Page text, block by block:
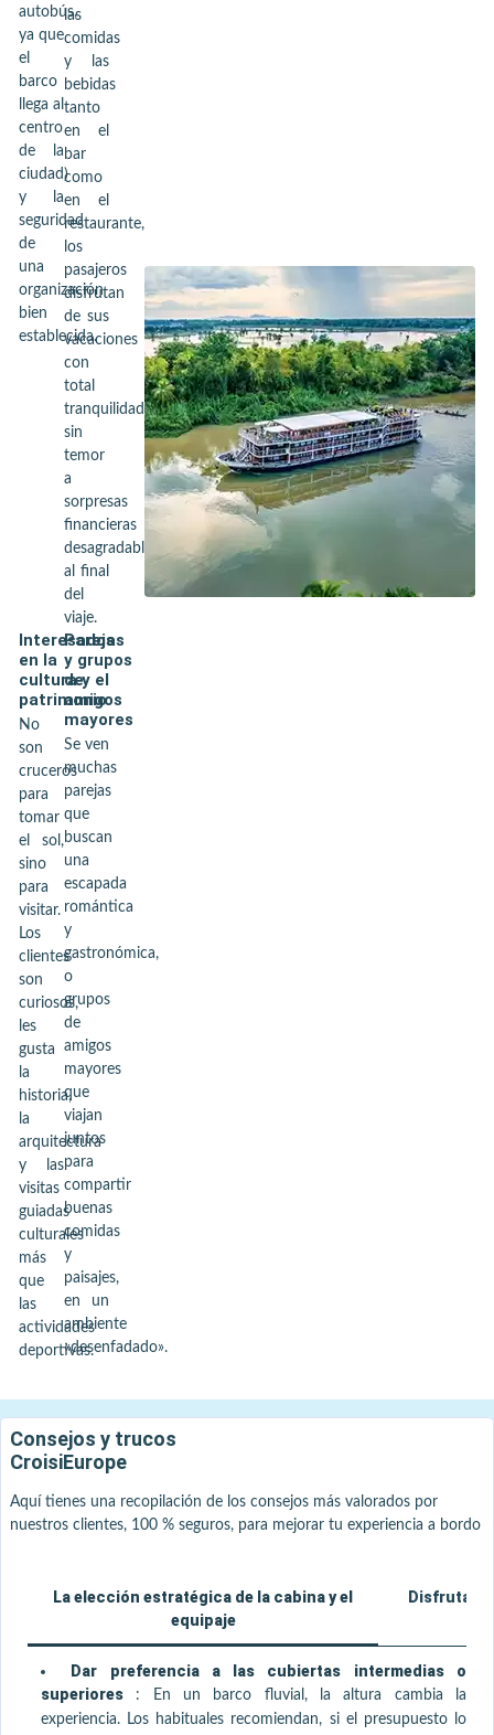
autobús,
ya que
el
barco
llega al
centro
de la
ciudad)
y la
seguridad
de
una
organización
bien
establecida.
las
comidas
y las
bebidas
tanto
en el
bar
como
en el
restaurante,
los
pasajeros
disfrutan
de sus
vacaciones
con
total
tranquilidad,
sin
temor
a
sorpresas
financieras
desagradables
al final
del
viaje.
Interesados
en la
cultura y el
patrimonio
No
son
cruceros
para
tomar
el sol,
sino
para
visitar.
Los
clientes
son
curiosos,
les
gusta
la
historia,
la
arquitectura
y las
visitas
guiadas
culturales
más
que
las
actividades
deportivas.
Parejas
y grupos
de
amigos
mayores
Se ven
muchas
parejas
que
buscan
una
escapada
romántica
y
gastronómica,
o
grupos
de
amigos
mayores
que
viajan
juntos
para
compartir
buenas
comidas
y
paisajes,
en un
ambiente
«desenfadado».
Consejos y trucos
CroisiEurope
Aquí tienes una recopilación de los consejos más valorados por
nuestros clientes, 100 % seguros, para mejorar tu experiencia a bordo
La elección estratégica de la cabina y el
equipaje
Disfrutar
Dar preferencia a las cubiertas intermedias o
superiores
:
En un barco fluvial, la altura cambia la
experiencia. Los habituales recomiendan, si el presupuesto lo